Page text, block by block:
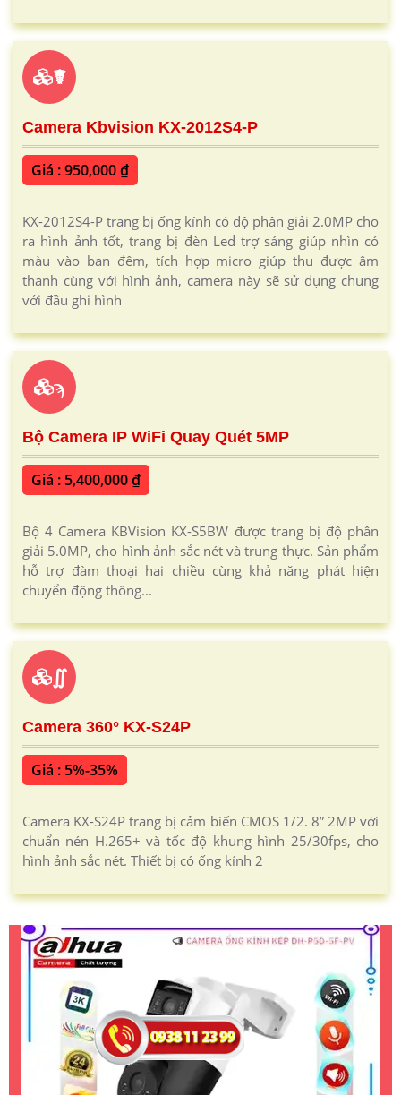
☤
Camera Kbvision KX-2012S4-P
Giá : 950,000 ₫
KX-2012S4-P trang bị ống kính có độ phân giải 2.0MP cho
ra hình ảnh tốt, trang bị đèn Led trợ sáng giúp nhìn có
màu vào ban đêm, tích hợp micro giúp thu được âm
thanh cùng với hình ảnh, camera này sẽ sử dụng chung
với đầu ghi hình
ϡ
Bộ Camera IP WiFi Quay Quét 5MP
Giá : 5,400,000 ₫
Bộ 4 Camera KBVision KX-S5BW được trang bị độ phân
giải 5.0MP, cho hình ảnh sắc nét và trung thực. Sản phẩm
hỗ trợ đàm thoại hai chiều cùng khả năng phát hiện
chuyển động thông...
∬
Camera 360° KX-S24P
Giá : 5%-35%
Camera KX-S24P trang bị cảm biến CMOS 1/2. 8” 2MP với
chuẩn nén H.265+ và tốc độ khung hình 25/30fps, cho
hình ảnh sắc nét. Thiết bị có ống kính 2